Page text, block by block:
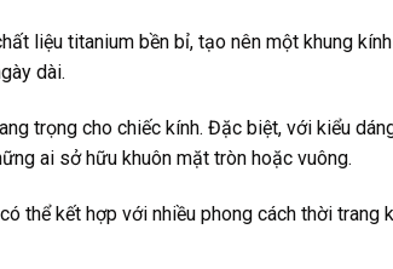
liệu titanium bền bỉ, tạo nên một khung
dài.
trọng cho chiếc kính. Đặc biệt, với kiểu
ai sở hữu khuôn mặt tròn hoặc vuông.
thể kết hợp với nhiều phong cách thời trang